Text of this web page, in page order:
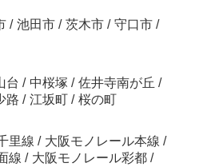
/ 池田市 / 茨木市 / 守口市 /
台 / 中桜塚 / 佐井寺南が丘 /
路 / 江坂町 / 桜の町
里線 / 大阪モノレール本線 /
線 / 大阪モノレール彩都 /